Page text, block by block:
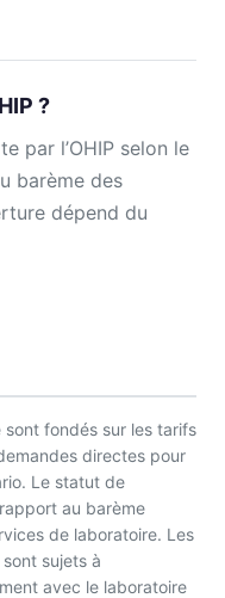
?
par l’OHIP selon le
barème des
dépend du
fondés sur les tarifs
directes pour
Le statut de
au barème
de laboratoire. Les
sujets à
avec le laboratoire